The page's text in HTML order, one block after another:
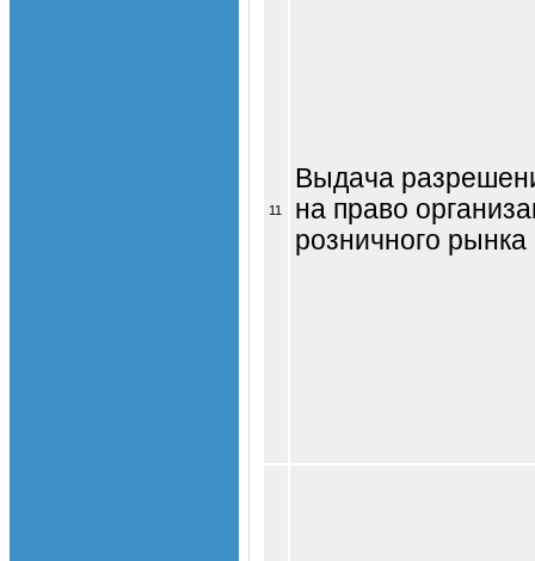
11
Выдача
на право
розничного рынка